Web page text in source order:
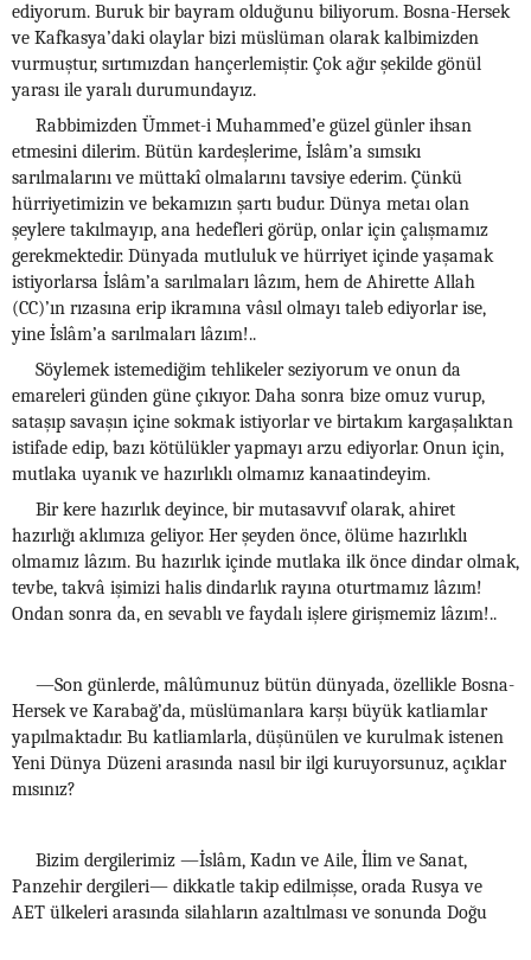
ediyorum. Buruk bir bayram olduğunu biliyorum. Bosna-Hersek
ve Kafkasya’daki olaylar bizi müslüman olarak kalbimizden
vurmuştur, sırtımızdan hançerlemiştir. Çok ağır şekilde gönül
yarası ile yaralı durumundayız.
Rabbimizden Ümmet-i Muhammed’e güzel günler ihsan
etmesini dilerim. Bütün kardeşlerime, İslâm’a sımsıkı
sarılmalarını ve müttakî olmalarını tavsiye ederim. Çünkü
hürriyetimizin ve bekamızın şartı budur. Dünya metaı olan
şeylere takılmayıp, ana hedefleri görüp, onlar için çalışmamız
gerekmektedir. Dünyada mutluluk ve hürriyet içinde yaşamak
istiyorlarsa İslâm’a sarılmaları lâzım, hem de Ahirette Allah
(CC)’ın rızasına erip ikramına vâsıl olmayı taleb ediyorlar ise,
yine İslâm’a sarılmaları lâzım!..
Söylemek istemediğim tehlikeler seziyorum ve onun da
emareleri günden güne çıkıyor. Daha sonra bize omuz vurup,
sataşıp savaşın içine sokmak istiyorlar ve birtakım kargaşalıktan
istifade edip, bazı kötülükler yapmayı arzu ediyorlar. Onun için,
mutlaka uyanık ve hazırlıklı olmamız kanaatindeyim.
Bir kere hazırlık deyince, bir mutasavvıf olarak, ahiret
hazırlığı aklımıza geliyor. Her şeyden önce, ölüme hazırlıklı
olmamız lâzım. Bu hazırlık içinde mutlaka ilk önce dindar olmak,
tevbe, takvâ işimizi halis dindarlık rayına oturtmamız lâzım!
Ondan sonra da, en sevablı ve faydalı işlere girişmemiz lâzım!..
—Son günlerde, mâlûmunuz bütün dünyada, özellikle Bosna-
Hersek ve Karabağ’da, müslümanlara karşı büyük katliamlar
yapılmaktadır. Bu katliamlarla, düşünülen ve kurulmak istenen
Yeni Dünya Düzeni arasında nasıl bir ilgi kuruyorsunuz, açıklar
mısınız?
Bizim dergilerimiz —İslâm, Kadın ve Aile, İlim ve Sanat,
Panzehir dergileri— dikkatle takip edilmişse, orada Rusya ve
AET ülkeleri arasında silahların azaltılması ve sonunda Doğu